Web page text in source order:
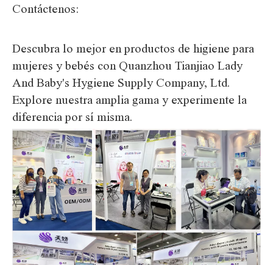
Contáctenos:
Descubra lo mejor en productos de higiene para
mujeres y bebés con Quanzhou Tianjiao Lady
And Baby's Hygiene Supply Company, Ltd.
Explore nuestra amplia gama y experimente la
diferencia por sí misma.